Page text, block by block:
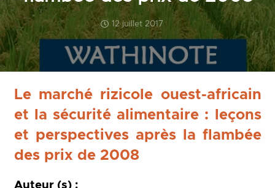
12 juillet 2017
Le marché rizicole ouest-africain
et la sécurité alimentaire : leçons
et perspectives après la flambée
des prix de 2008
Auteur (s) :